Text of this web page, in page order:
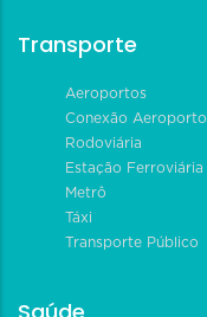
Transporte
Aeroportos
Conexão Aeroporto
Rodoviária
Estação Ferroviária
Metrô
Táxi
Transporte Público